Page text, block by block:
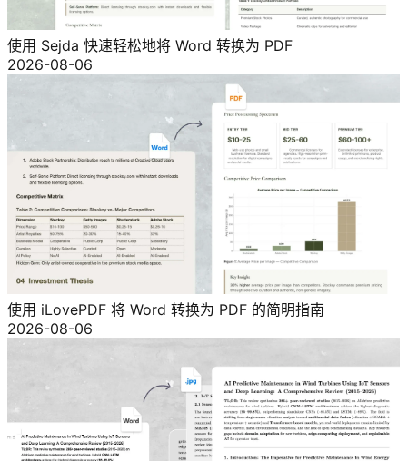
使用 Sejda 快速轻松地将 Word 转换为 PDF
2026-08-06
使用 iLovePDF 将 Word 转换为 PDF 的简明指南
2026-08-06